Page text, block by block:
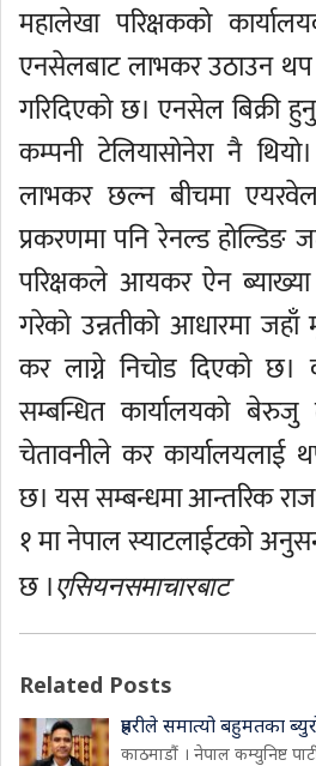
महालेखा परिक्षकको
एनसेलबाट लाभकर उठाउन थप
गरिदिएको छ। एनसेल बिक्री
कम्पनी टेलियासोनेरा नै
लाभकर छल्न बीचमा
प्रकरणमा पनि रेनल्ड होल्डिङ
परिक्षकले आयकर ऐन ब्याख्या
गरेको उन्नतीको आधारमा जहाँ
कर लाग्ने निचोड दिएको
सम्बन्धित कार्यालयको
चेतावनीले कर
छ। यस सम्बन्धमा आन्तरिक
१ मा नेपाल स्याटलाईटको
छ ।एसियनसमाचारबाट
Related Posts
प्रहरीले समात्यो बहुमतका
काठमाडौं । नेपाल कम्युनिष्ट